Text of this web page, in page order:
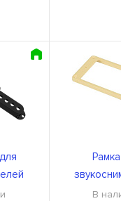
U
DiMarzio
В